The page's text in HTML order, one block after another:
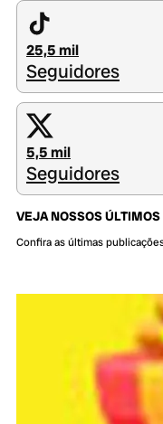
25,5 mil
Seguidores
5,5 mil
Seguidores
VEJA NOSSOS
Confira as últimas